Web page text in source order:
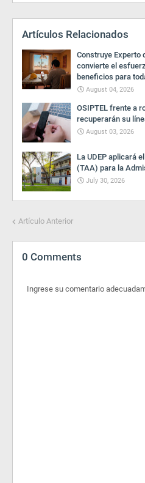
Artículos Relacionados
Construye Experto
convierte el
beneficios para
August 04, 2026
OSIPTEL frente a
recuperarán su
August 03, 2026
La UDEP aplicará
(TAA) para la
July 30, 2026
Artículo Anterior
0 Comments
Ingrese su comentario